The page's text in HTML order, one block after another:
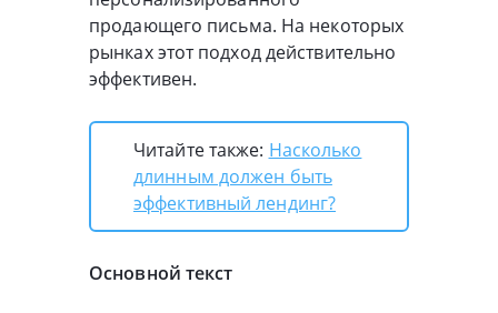
продающего письма. На некоторых
рынках этот подход действительно
эффективен.
Читайте также: Насколько
длинным должен быть
эффективный лендинг?
Основной текст